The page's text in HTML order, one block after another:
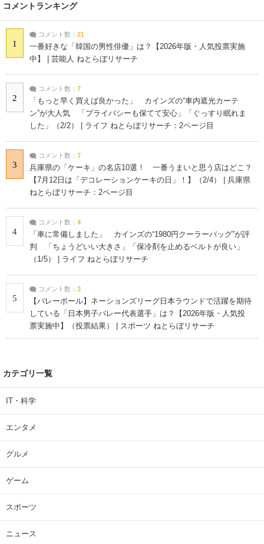
コメントランキング
1
コメント数： 21
一番好きな「韓国の男性俳優」は？【2026年版・人気投票実施
中】 | 芸能人 ねとらぼリサーチ
2
コメント数： 7
「もっと早く買えば良かった」 カインズの“車内遮光カーテ
ン”が大人気 「プライバシーも保てて安心」「ぐっすり眠れま
した」（2/2） | ライフ ねとらぼリサーチ：2ページ目
3
コメント数： 7
兵庫県の「ケーキ」の名店10選！ 一番うまいと思う店はどこ？
【7月12日は「デコレーションケーキの日」！】（2/4） | 兵庫県
ねとらぼリサーチ：2ページ目
4
コメント数： 4
「車に常備しました」 カインズの“1980円クーラーバッグ”が評
判 「ちょうどいい大きさ」「保冷剤を止めるベルトが良い」
（1/5） | ライフ ねとらぼリサーチ
5
コメント数： 3
【バレーボール】ネーションズリーグ日本ラウンドで活躍を期待
している「日本男子バレー代表選手」は？【2026年版・人気投
票実施中】（投票結果） | スポーツ ねとらぼリサーチ
カテゴリ一覧
IT・科学
エンタメ
グルメ
ゲーム
スポーツ
ニュース